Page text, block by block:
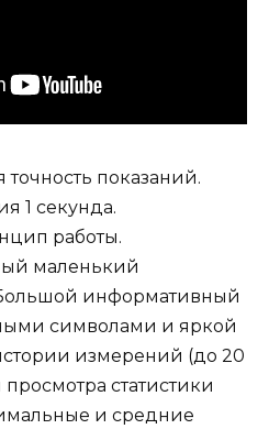
показаний.
1 секунда.
работы.
маленький
информативный
символами и яркой
измерений (до 20
статистики
и средние